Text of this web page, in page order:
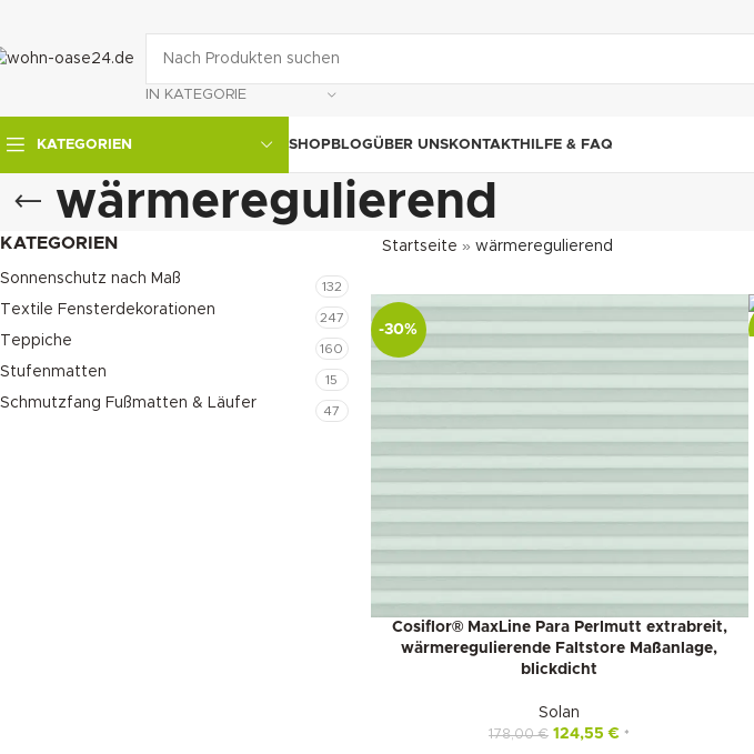
IN KATEGORIE
KATEGORIEN SHOPBLOGÜBER UNSKONTAKTHILFE & FAQ
wärmeregulierend
KATEGORIEN
Sonnenschutz nach Maß 132
Textile Fensterdekorationen 247
Teppiche 160
Stufenmatten 15
Schmutzfang Fußmatten & Läufer 47
Startseite » wärmeregulierend
-30%
Cosiflor® MaxLine Para Perlmutt extrabreit,
wärmeregulierende Faltstore Maßanlage,
blickdicht
Solan
178,00€ 124,55€ *